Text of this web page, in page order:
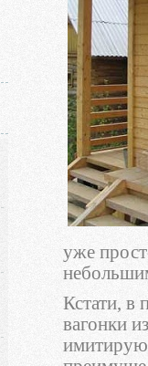
уже
Кстати, в
вагонки